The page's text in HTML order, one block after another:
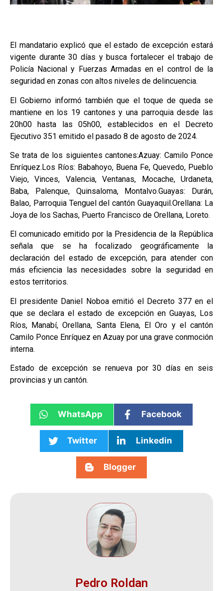
El mandatario explicó que el estado de excepción estará
vigente durante 30 días y busca fortalecer el trabajo de
Policía Nacional y Fuerzas Armadas en el control de la
seguridad en zonas con altos niveles de delincuencia.
El Gobierno informó también que el toque de queda se
mantiene en los 19 cantones y una parroquia desde las
20h00 hasta las 05h00, establecidos en el Decreto
Ejecutivo 351 emitido el pasado 8 de agosto de 2024.
Se trata de los siguientes cantones:Azuay: Camilo Ponce
Enríquez.Los Ríos: Babahoyo, Buena Fe, Quevedo, Pueblo
Viejo, Vinces, Valencia, Ventanas, Mocache, Urdaneta,
Baba, Palenque, Quinsaloma, Montalvo.Guayas: Durán,
Balao, Parroquia Tenguel del cantón Guayaquil.Orellana: La
Joya de los Sachas, Puerto Francisco de Orellana, Loreto.
El comunicado emitido por la Presidencia de la República
señala que se ha focalizado geográficamente la
declaración del estado de excepción, para atender con
más eficiencia las necesidades sobre la seguridad en
estos territorios.
El presidente Daniel Noboa emitió el Decreto 377 en el
que se declara el estado de excepción en Guayas, Los
Ríos, Manabí, Orellana, Santa Elena, El Oro y el cantón
Camilo Ponce Enríquez en Azuay por una grave conmoción
interna.
Estado de excepción se renueva por 30 días en seis
provincias y un cantón.
WhatsApp Facebook
Twitter Linkedin
Blogger
Pedro Roldan